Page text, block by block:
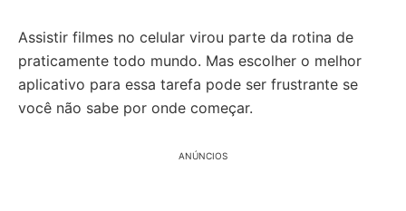
Assistir filmes no celular virou parte da rotina de
praticamente todo mundo. Mas escolher o melhor
aplicativo para essa tarefa pode ser frustrante se
você não sabe por onde começar.
ANÚNCIOS